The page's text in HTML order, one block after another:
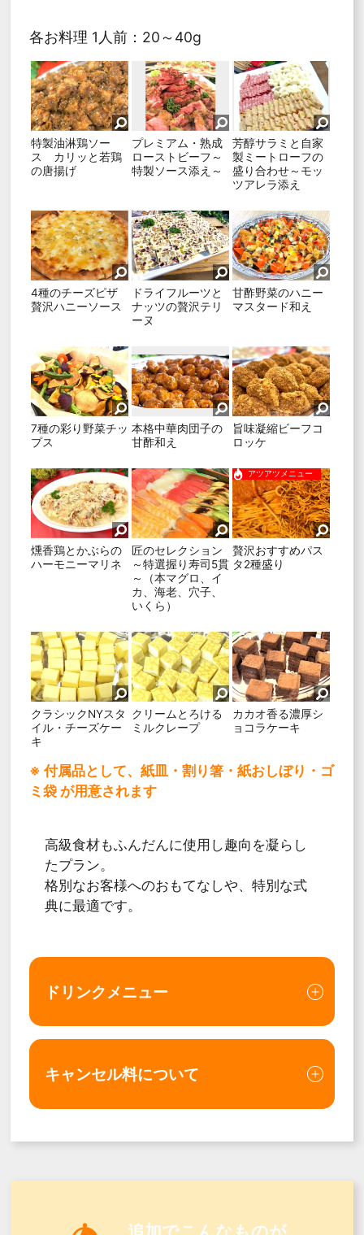
各お料理 1人前：20～40g
特製油淋鶏ソー
ス カリッと若鶏
の唐揚げ
プレミアム・熟成
ローストビーフ～
特製ソース添え～
芳醇サラミと自家
製ミートローフの
盛り合わせ～モッ
ツアレラ添え
4種のチーズピザ
贅沢ハニーソース
ドライフルーツと
ナッツの贅沢テリ
ーヌ
甘酢野菜のハニー
マスタード和え
7種の彩り野菜チッ
プス
本格中華肉団子の
甘酢和え
旨味凝縮ビーフコ
ロッケ
燻香鶏とかぶらの
ハーモニーマリネ
匠のセレクション
～特選握り寿司5貫
～（本マグロ、イ
カ、海老、穴子、
いくら）
アツアツメニュー
贅沢おすすめパス
タ2種盛り
クラシックNYスタ
イル・チーズケー
キ
クリームとろける
ミルクレープ
カカオ香る濃厚シ
ョコラケーキ
※ 付属品として、紙皿・割り箸・紙おしぼり・ゴ
ミ袋 が用意されます
高級食材もふんだんに使用し趣向を凝らし
たプラン。
格別なお客様へのおもてなしや、特別な式
典に最適です。
ドリンクメニュー
キャンセル料について